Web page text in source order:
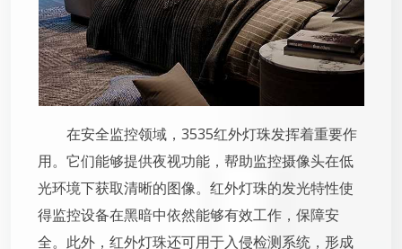
在安全监控领域，3535红外灯珠发挥着重要作
用。它们能够提供夜视功能，帮助监控摄像头在低
光环境下获取清晰的图像。红外灯珠的发光特性使
得监控设备在黑暗中依然能够有效工作，保障安
全。此外，红外灯珠还可用于入侵检测系统，形成